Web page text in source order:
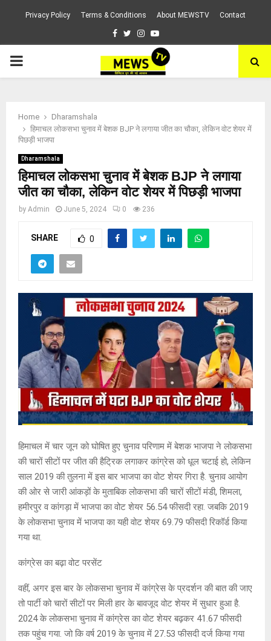
Privacy Policy Terms & Conditions About MEWSTV Contact
Facebook
TwitterInstagram
Youtube
PRIMARY
Home
Dharamshala
हिमाचल लोकसभा चुनाव में बेशक BJP ने लगाया जीत का चौका, लेकिन वोट शेयर में
पिछड़ी भाजपा
Dharamshala
हिमाचल लोकसभा चुनाव में बेशक BJP ने लगाया
जीत का चौका, लेकिन वोट शेयर में पिछड़ी भाजपा
by Admin June 5, 2024 0 236
SHARE 0
हिमाचल में चार जून को घोषित हुए चुनाव परिणाम में बेशक भाजपा ने लोकसभा
की चारों सीटों पर जीत की हैट्रिक लगाकर कांग्रेस को धूल चटाई हो, लेकिन
साल 2019 की तुलना में इस बार भाजपा का वोट शेयर गिरा है. चुनाव आयोग
की ओर से जारी आंकड़ों के मुताबिक लोकसभा की चारों सीटों मंडी, शिमला,
हमीरपुर व कांगड़ा में भाजपा का वोट शेयर 56.54 फीसदी रहा. जबकि 2019
के लोकसभा चुनाव में भाजपा का यही वोट शेयर 69.79 फीसदी रिकॉर्ड किया
गया था.
कांग्रेस का बढ़ा वोट परसेंट
वहीं, अगर इस बार के लोकसभा चुनाव में कांग्रेस के प्रदर्शन की बात की जाए
तो पार्टी को चारों सीटों पर मिली हार के बावजूद वोट शेयर में सुधार हुआ है.
2024 के लोकसभा चुनाव में कांग्रेस का वोट शेयर बढ़कर 41.67 फीसदी
तक पहुंच गया. जो कि वर्ष 2019 के चुनाव में 27.53 फीसदी दर्ज किया गया